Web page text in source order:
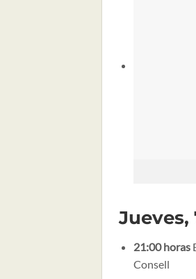
Jueves,
21:00 horas
Consell